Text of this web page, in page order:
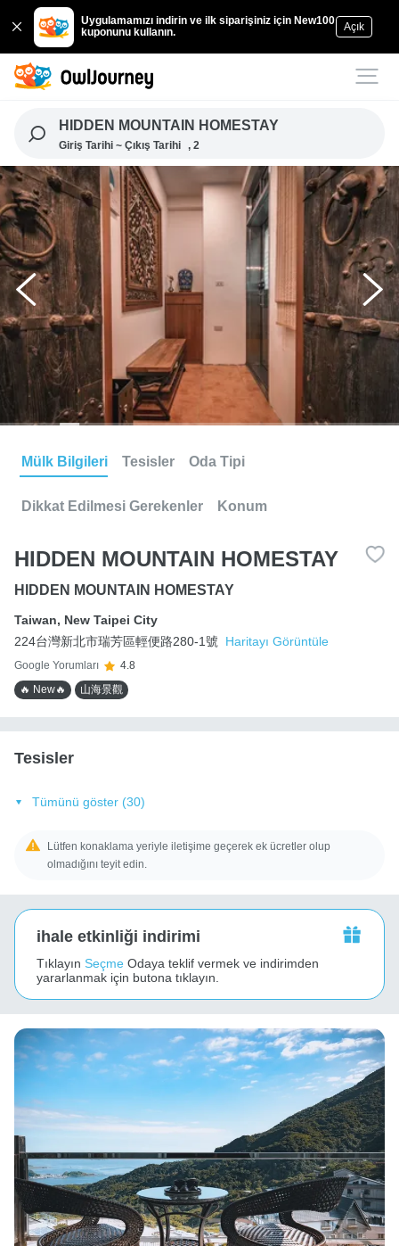
Uygulamamızı indirin ve ilk siparişiniz için New100
kuponunu kullanın.
Açık
HIDDEN MOUNTAIN HOMESTAY
Giriş Tarihi ~ Çıkış Tarihi , 2
Mülk Bilgileri Tesisler Oda Tipi
Dikkat Edilmesi Gerekenler Konum
HIDDEN MOUNTAIN HOMESTAY
HIDDEN MOUNTAIN HOMESTAY
Taiwan, New Taipei City
224台灣新北市瑞芳區輕便路280-1號
Haritayı Görüntüle
Google Yorumları
4.8
🔥 New🔥
山海景觀
Tesisler
Tümünü göster (30)
Lütfen konaklama yeriyle iletişime geçerek ek ücretler olup
olmadığını teyit edin.
ihale etkinliği indirimi
Tıklayın Seçme Odaya teklif vermek ve indirimden
yararlanmak için butona tıklayın.